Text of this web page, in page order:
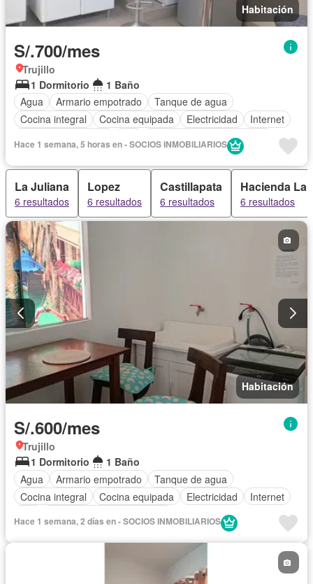
Habitación
S/.700/mes
Trujillo
1 Dormitorio
1 Baño
Agua
Armario empotrado
Tanque de agua
Cocina integral
Cocina equipada Electricidad
Internet
Completamente amoblado
Hace 1 semana, 5 horas en - SOCIOS INMOBILIARIOS
La Juliana
6 resultados
Lopez
6 resultados
Castillapata
6 resultados
Hacienda La
6 resultados
Habitación
S/.600/mes
Trujillo
1 Dormitorio
1 Baño
Agua
Armario empotrado
Tanque de agua
Cocina integral
Cocina equipada Electricidad
Internet
Hace 1 semana, 2 días en - SOCIOS INMOBILIARIOS